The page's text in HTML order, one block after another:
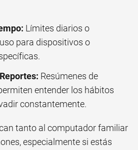
Límites diarios o
para dispositivos o
Resúmenes de
entender los hábitos
constantemente.
tanto al computador familiar
especialmente si estás